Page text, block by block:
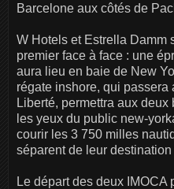
Barcelone aux côtés de
W Hotels et Estrella Damm
premier face à face : une
aura lieu en baie de New
régate inshore, qui
Liberté, permettra aux
les yeux du public new-
courir les 3 750 milles
séparent de leur
Le départ des deux IMOCA